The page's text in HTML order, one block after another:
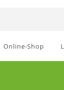
Online-Shop